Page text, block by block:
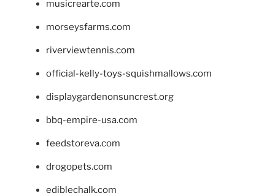
musicrearte.com
morseysfarms.com
riverviewtennis.com
official-kelly-toys-squishmallows.com
displaygardenonsuncrest.org
bbq-empire-usa.com
feedstoreva.com
drogopets.com
ediblechalk.com